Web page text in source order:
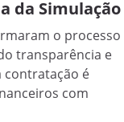
da Simulação
o processo
transparência e
contratação é
com